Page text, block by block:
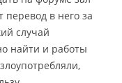
с
а
у
н
перевод в него за
случай
найти и работы